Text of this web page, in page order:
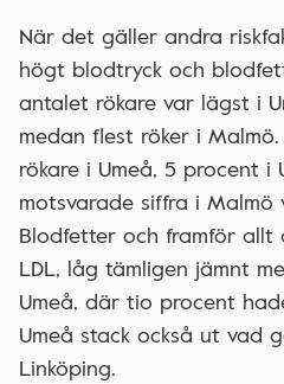
När det gäller andra
högt blodtryck och
antalet rökare var lägst i
medan flest röker i
rökare i Umeå, 5 procent i
motsvarade siffra i Malmö
Blodfetter och framför allt
LDL, låg tämligen jämnt
Umeå, där tio procent
Umeå stack också ut vad
Linköping.